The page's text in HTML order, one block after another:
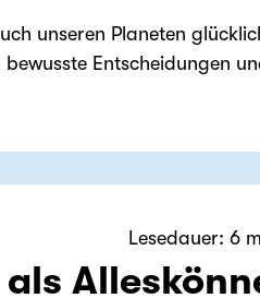
unseren Planeten
Entscheidungen
Lesedauer: 6